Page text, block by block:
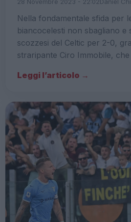
28 Novembre 2023 - 22:02Daniel
Nella fondamentale sfida per
biancocelesti non sbagliano e
scozzesi del Celtic per 2-0,
straripante Ciro Immobile,
Leggi l’articolo →